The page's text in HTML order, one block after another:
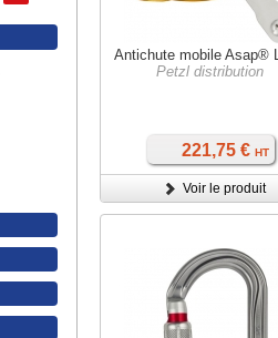
Antichute mobile Asap®
Petzl distribution
221,75 € HT
Voir le produit